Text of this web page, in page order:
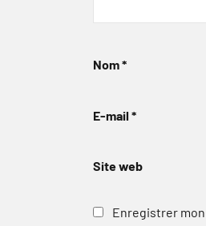
Nom*
E-mail *
Site web
Enregistrer